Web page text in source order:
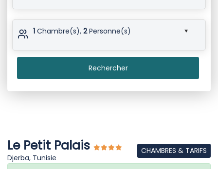
1 Chambre(s),2Personne(s)
Rechercher
Le Petit Palais
Djerba, Tunisie
CHAMBRES & TARIFS